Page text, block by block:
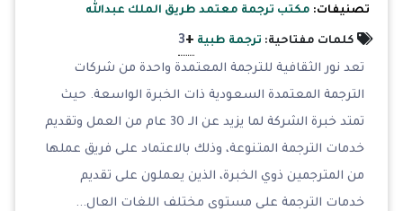
تصنيفات: مكتب ترجمة معتمد طريق الملك عبدالله
كلمات مفتاحية: ترجمة طبية +
3
تعد نور الثقافية للترجمة المعتمدة واحدة من شركات
الترجمة المعتمدة السعودية ذات الخبرة الواسعة. حيث
تمتد خبرة الشركة لما يزيد عن الـ 30 عام من العمل وتقديم
خدمات الترجمة المتنوعة، وذلك بالاعتماد على فريق عملها
من المترجمين ذوي الخبرة، الذين يعملون على تقديم
خدمات الترجمة على مستوى مختلف اللغات العال...